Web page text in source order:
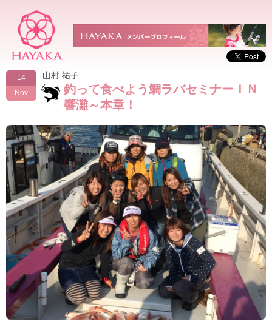
14
Nov
山村 祐子
釣って食べよう鯛ラバセミナーＩＮ
響灘～本章！